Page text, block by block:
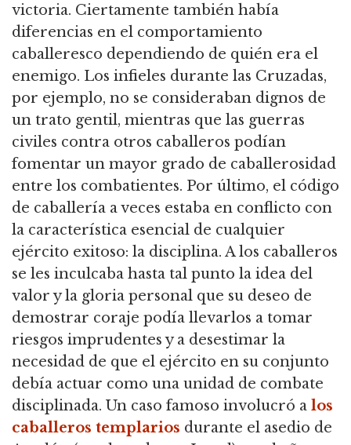
victoria. Ciertamente también había
diferencias en el comportamiento
caballeresco dependiendo de quién era el
enemigo. Los infieles durante las Cruzadas,
por ejemplo, no se consideraban dignos de
un trato gentil, mientras que las guerras
civiles contra otros caballeros podían
fomentar un mayor grado de caballerosidad
entre los combatientes. Por último, el código
de caballería a veces estaba en conflicto con
la característica esencial de cualquier
ejército exitoso: la disciplina. A los caballeros
se les inculcaba hasta tal punto la idea del
valor y la gloria personal que su deseo de
demostrar coraje podía llevarlos a tomar
riesgos imprudentes y a desestimar la
necesidad de que el ejército en su conjunto
debía actuar como una unidad de combate
disciplinada. Un caso famoso involucró a los
caballeros templarios durante el asedio de